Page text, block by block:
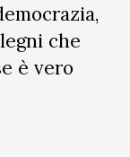
che
è vero